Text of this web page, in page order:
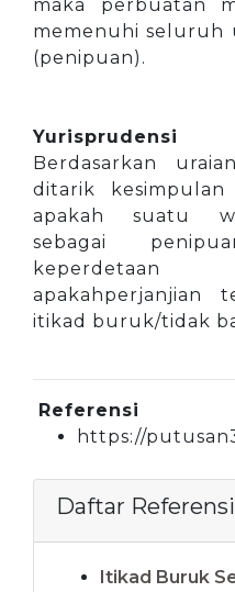
maka perbuatan
memenuhi seluruh
(penipuan).
Yurisprudensi
Berdasarkan
ditarik
apakah suatu
sebagai
apakahperjanjian
itikad buruk/tidak
Referensi
https://
Daftar
Itikad Buruk